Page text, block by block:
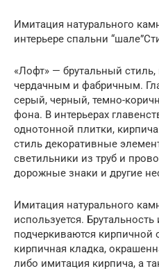
Имитация натурального
интерьере спальни
«Лофт» — брутальный
чердачным и фабричным.
серый, черный, темно-
фона. В интерьерах
однотонной плитки,
стиль декоративные
светильники из труб и
дорожные знаки и другие
Имитация натурального
используется.
подчеркиваются
кирпичная кладка,
либо имитация кирпича, а